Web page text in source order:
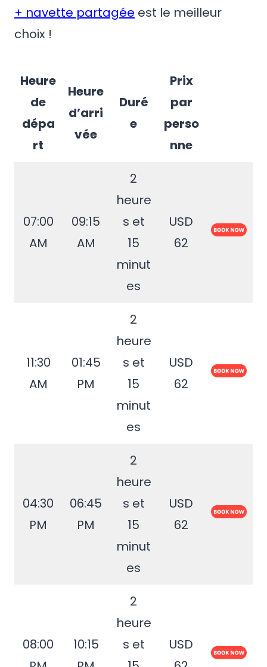
+ navette partagée est le meilleur
choix !
Heure
de
dépa
rt
Heure
d’arri
vée
Duré
e
Prix
par
perso
nne
07:00
AM
09:15
AM
2
heure
s et
15
minut
es
USD
62
11:30
AM
01:45
PM
2
heure
s et
15
minut
es
USD
62
04:30
PM
06:45
PM
2
heure
s et
15
minut
es
USD
62
08:00
10:15
2
heure
s et
USD